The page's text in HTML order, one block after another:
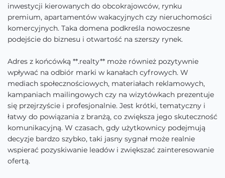
inwestycji kierowanych do obcokrajowców, rynku
premium, apartamentów wakacyjnych czy nieruchomości
komercyjnych. Taka domena podkreśla nowoczesne
podejście do biznesu i otwartość na szerszy rynek.
Adres z końcówką **.realty** może również pozytywnie
wpływać na odbiór marki w kanałach cyfrowych. W
mediach społecznościowych, materiałach reklamowych,
kampaniach mailingowych czy na wizytówkach prezentuje
się przejrzyście i profesjonalnie. Jest krótki, tematyczny i
łatwy do powiązania z branżą, co zwiększa jego skuteczność
komunikacyjną. W czasach, gdy użytkownicy podejmują
decyzje bardzo szybko, taki jasny sygnał może realnie
wspierać pozyskiwanie leadów i zwiększać zainteresowanie
ofertą.